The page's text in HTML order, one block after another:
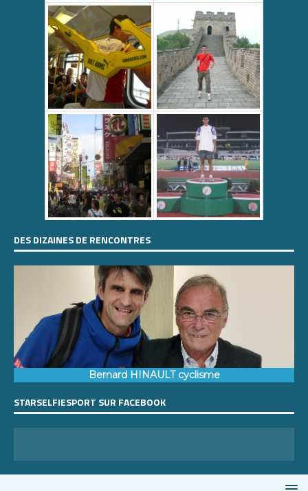
DES DIZAINES DE RENCONTRES
Bernard HINAULT cyclisme
STARSELFIESPORT SUR FACEBOOK